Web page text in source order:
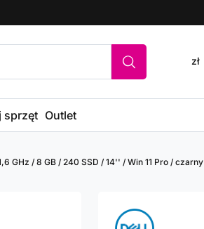
zł
sprzęt Outlet
GHz / 8 GB / 240 SSD / 14'' / Win 11 Pro / czarny